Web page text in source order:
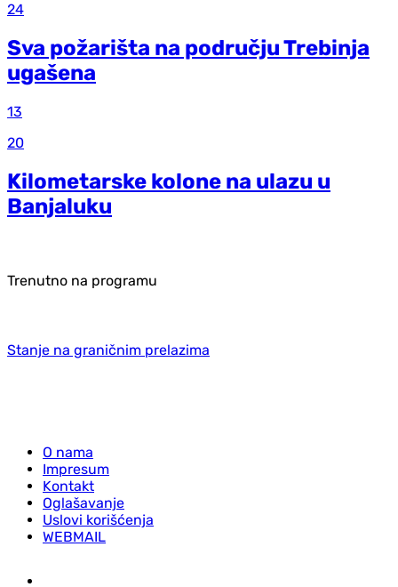
24
Sva požarišta na području Trebinja
ugašena
13
20
Kilometarske kolone na ulazu u
Banjaluku
Trenutno na programu
Stanje na graničnim prelazima
O nama
Impresum
Kontakt
Oglašavanje
Uslovi korišćenja
WEBMAIL